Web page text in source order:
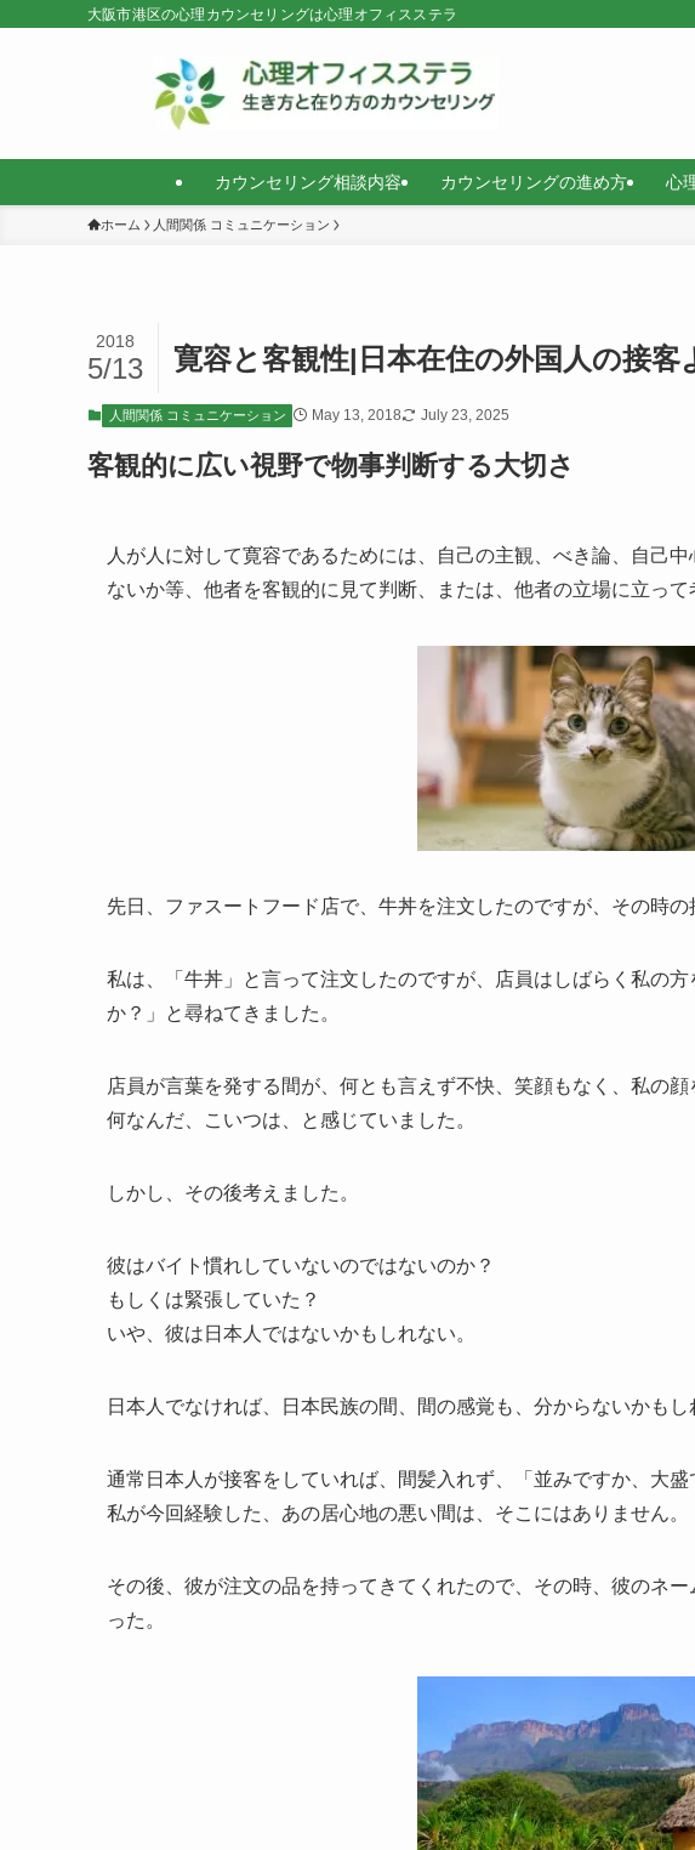
大阪市港区の心理カウンセリングは心理オフィスステラ
カウンセリング相談内容 カウンセリングの進め方 心
ホーム 人間関係 コミュニケーション
寛容と客観性|日本在住の外国人の接客
2018
5/13
人間関係 コミュニケーション May 13, 2018 July 23, 2025
客観的に広い視野で物事判断する大切さ
人が人に対して寛容であるためには、自己の主観、べき論、自己
ないか等、他者を客観的に見て判断、または、他者の立場に立って
先日、ファスートフード店で、牛丼を注文したのですが、その時の
私は、「牛丼」と言って注文したのですが、店員はしばらく私の
か？」と尋ねてきました。
店員が言葉を発する間が、何とも言えず不快、笑顔もなく、私の顔
何なんだ、こいつは、と感じていました。
しかし、その後考えました。
彼はバイト慣れしていないのではないのか？
もしくは緊張していた？
いや、彼は日本人ではないかもしれない。
日本人でなければ、日本民族の間、間の感覚も、分からないかもし
通常日本人が接客をしていれば、間髪入れず、「並みですか、大盛
私が今回経験した、あの居心地の悪い間は、そこにはありません。
その後、彼が注文の品を持ってきてくれたので、その時、彼のネ
った。